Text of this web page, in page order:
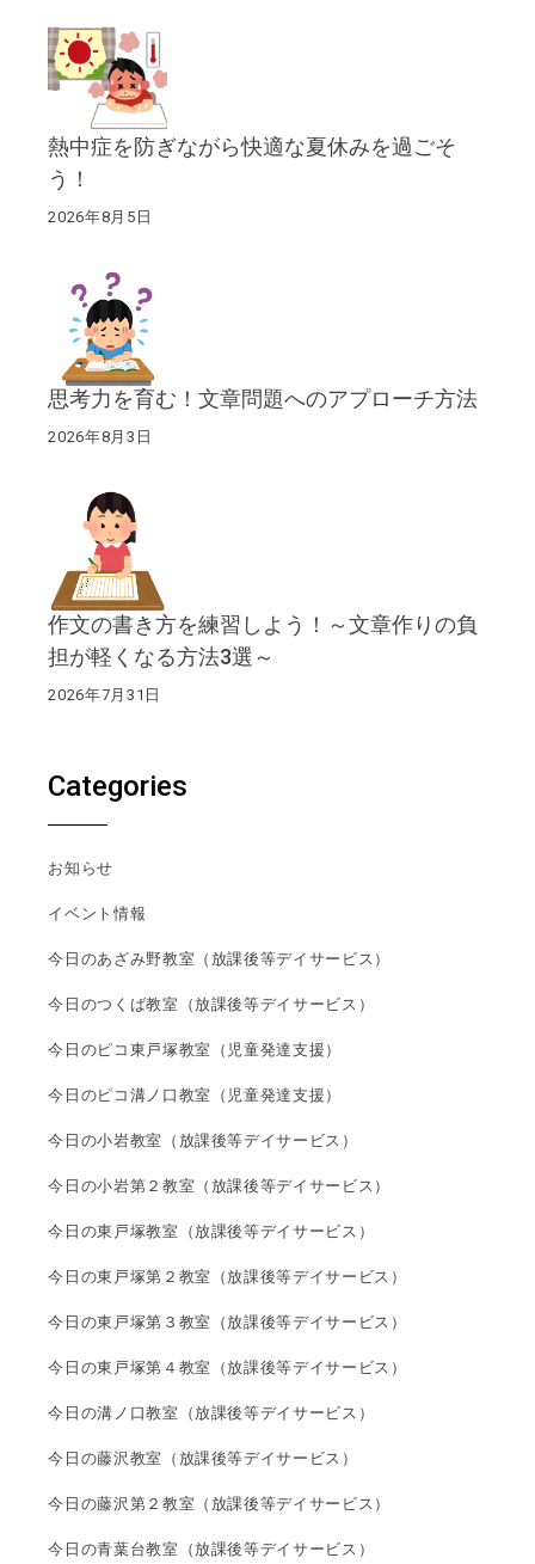
熱中症を防ぎながら快適な夏休みを過ごそ
う！
2026年8月5日
思考力を育む！文章問題へのアプローチ方法
2026年8月3日
作文の書き方を練習しよう！～文章作りの負
担が軽くなる方法3選～
2026年7月31日
Categories
お知らせ
イベント情報
今日のあざみ野教室（放課後等デイサービス）
今日のつくば教室（放課後等デイサービス）
今日のピコ東戸塚教室（児童発達支援）
今日のピコ溝ノ口教室（児童発達支援）
今日の小岩教室（放課後等デイサービス）
今日の小岩第２教室（放課後等デイサービス）
今日の東戸塚教室（放課後等デイサービス）
今日の東戸塚第２教室（放課後等デイサービス）
今日の東戸塚第３教室（放課後等デイサービス）
今日の東戸塚第４教室（放課後等デイサービス）
今日の溝ノ口教室（放課後等デイサービス）
今日の藤沢教室（放課後等デイサービス）
今日の藤沢第２教室（放課後等デイサービス）
今日の青葉台教室（放課後等デイサービス）